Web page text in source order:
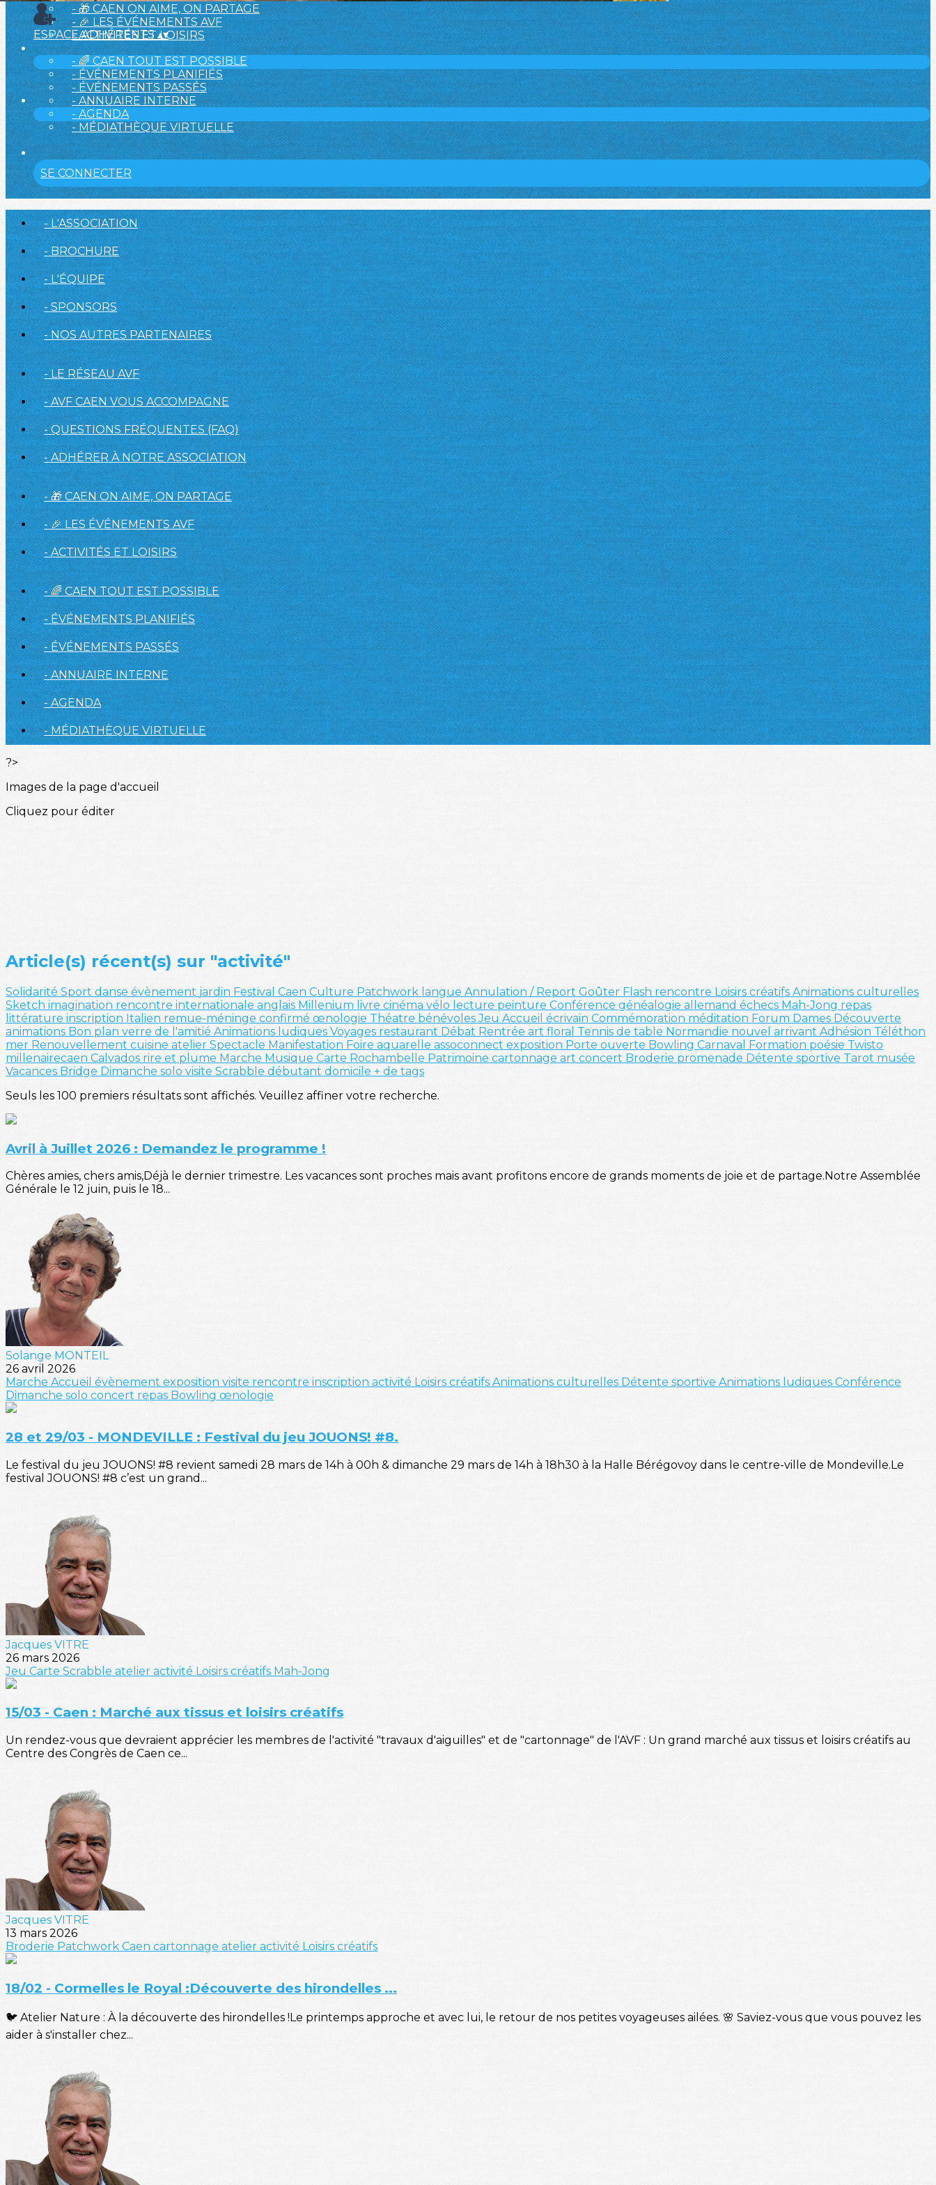
- 🎁 CAEN ON AIME, ON PARTAGE
- 🎉 LES ÉVÉNEMENTS AVF
- ACTIVITÉS ET LOISIRS
ESPACE ADHÉRENTS▴▾
- 🌈 CAEN TOUT EST POSSIBLE
- ÉVÉNEMENTS PLANIFIÉS
- ÉVÉNEMENTS PASSÉS
- ANNUAIRE INTERNE
- AGENDA
- MÉDIATHÈQUE VIRTUELLE
SE CONNECTER
- L'ASSOCIATION
- BROCHURE
- L'ÉQUIPE
- SPONSORS
- NOS AUTRES PARTENAIRES
- LE RÉSEAU AVF
- AVF CAEN VOUS ACCOMPAGNE
- QUESTIONS FRÉQUENTES (FAQ)
- ADHÉRER À NOTRE ASSOCIATION
- 🎁 CAEN ON AIME, ON PARTAGE
- 🎉 LES ÉVÉNEMENTS AVF
- ACTIVITÉS ET LOISIRS
- 🌈 CAEN TOUT EST POSSIBLE
- ÉVÉNEMENTS PLANIFIÉS
- ÉVÉNEMENTS PASSÉS
- ANNUAIRE INTERNE
- AGENDA
- MÉDIATHÈQUE VIRTUELLE
?>
Images de la page d'accueil
Cliquez pour éditer
Article(s) récent(s) sur "activité"
Solidarité Sport danse évènement jardin Festival Caen Culture Patchwork langue Annulation / Report Goûter Flash rencontre Loisirs créatifs Animations culturelles
Sketch imagination rencontre internationale anglais Millenium livre cinéma vélo lecture peinture Conférence généalogie allemand échecs Mah-Jong repas
littérature inscription Italien remue-méninge confirmé œnologie Théatre bénévolesJeu Accueil écrivain Commémoration méditation Forum Dames Découverte
animations Bon plan verre de l'amitié Animations ludiques Voyages restaurant Débat Rentrée art floral Tennis de table Normandie nouvel arrivant Adhésion Téléthon
mer Renouvellement cuisine atelier Spectacle Manifestation Foire aquarelle assoconnect exposition Porte ouverte Bowling Carnaval Formation poésie Twisto
millenairecaen Calvados rire et plume Marche Musique Carte Rochambelle Patrimoine cartonnage art concert Broderie promenade Détente sportive Tarot musée
Vacances Bridge Dimanche solo visite Scrabble débutant domicile + de tags
Seuls les 100 premiers résultats sont affichés. Veuillez affiner votre recherche.
Avril à Juillet 2026 : Demandez le programme !
Chères amies, chers amis,Déjà le dernier trimestre. Les vacances sont proches mais avant profitons encore de grands moments de joie et de partage.Notre Assemblée
Générale le 12 juin, puis le 18...
Solange MONTEIL
26 avril 2026
Marche Accueil évènement exposition visite rencontre inscription activité Loisirs créatifs Animations culturelles Détente sportive Animations ludiques Conférence
Dimanche solo concert repas Bowling œnologie
28 et 29/03 - MONDEVILLE : Festival du jeu JOUONS! #8.
Le festival du jeu JOUONS! #8 revient samedi 28 mars de 14h à 00h & dimanche 29 mars de 14h à 18h30 à la Halle Bérégovoy dans le centre-ville de Mondeville.Le
festival JOUONS! #8 c’est un grand...
Jacques VITRE
26 mars 2026
Jeu Carte Scrabble atelier activité Loisirs créatifs Mah-Jong
15/03 - Caen : Marché aux tissus et loisirs créatifs
Un rendez-vous que devraient apprécier les membres de l'activité "travaux d'aiguilles" et de "cartonnage" de l'AVF : Un grand marché aux tissus et loisirs créatifs au
Centre des Congrès de Caen ce...
Jacques VITRE
13 mars 2026
Broderie Patchwork Caen cartonnage atelier activité Loisirs créatifs
18/02 - Cormelles le Royal :Découverte des hirondelles ...
🐦 Atelier Nature : À la découverte des hirondelles !Le printemps approche et avec lui, le retour de nos petites voyageuses ailées. 🌸 Saviez-vous que vous pouvez les
aider à s'installer chez...